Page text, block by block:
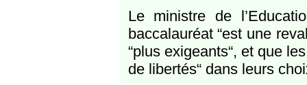
Le ministre de
baccalauréat “est une
“plus exigeants“, et que
de libertés“ dans leurs